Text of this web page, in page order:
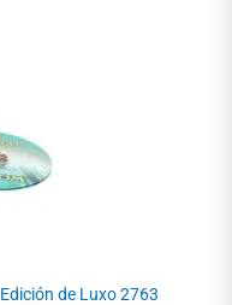
de Luxo 2763